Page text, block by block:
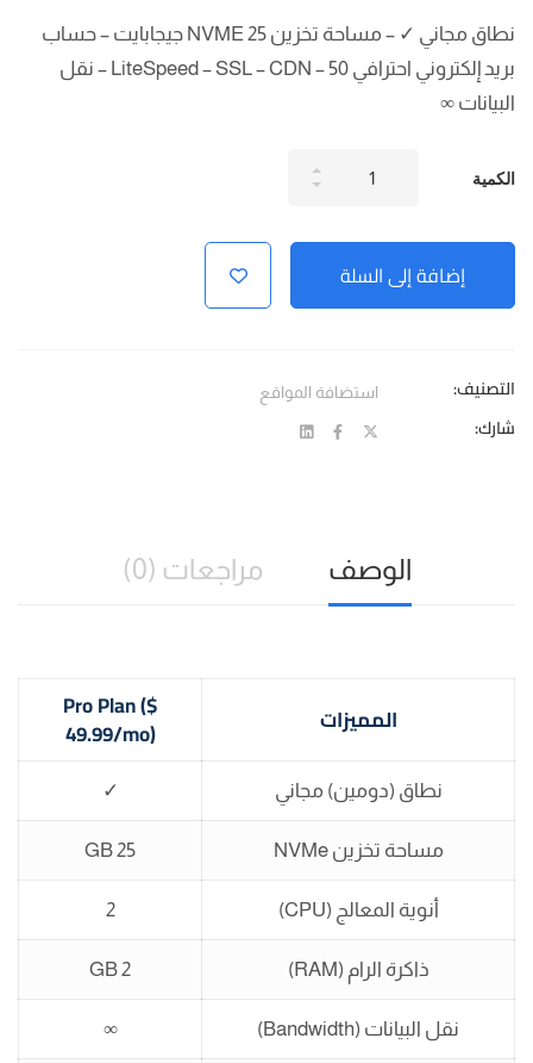
نطاق مجاني ✓ – مساحة تخزين NVME 25 جيجابايت – حساب
بريد إلكتروني احترافي 50 – LiteSpeed ​​– SSL – CDN – نقل
البيانات ∞
الكمية
مدعومة
Pro
إضافة إلى السلة
التصنيف: استضافة المواقع
شارك:
الوصف مراجعات (0)
المميزات Pro Plan ($
49.99/mo)
نطاق (دومين) مجاني ✓
مساحة تخزين NVMe 25 GB
أنوية المعالج (CPU) 2
ذاكرة الرام (RAM) 2 GB
نقل البيانات (Bandwidth) ∞